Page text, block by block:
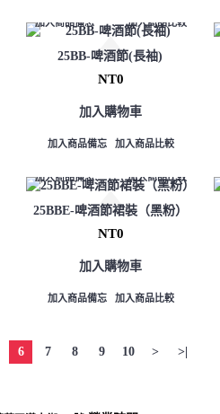
加入商品備忘 加入商品比較
25BB-啤酒節(長袖)
NT0
加入購物車
加入商品備忘 加入商品比較
加入商品備忘 加入商品比較
25BBE-啤酒節裙裝（黑粉）
NT0
加入購物車
加入商品備忘 加入商品比較
6 7 8 9 10 > >|